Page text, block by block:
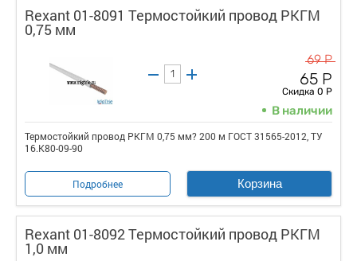
Rexant 01-8091 Термостойкий провод РКГМ
0,75 мм
69 Р
65 Р
Скидка 0 Р
В наличии
Термостойкий провод РКГМ 0,75 мм? 200 м ГОСТ 31565-2012, ТУ
16.К80-09-90
Подробнее Корзина
Rexant 01-8092 Термостойкий провод РКГМ
1,0 мм